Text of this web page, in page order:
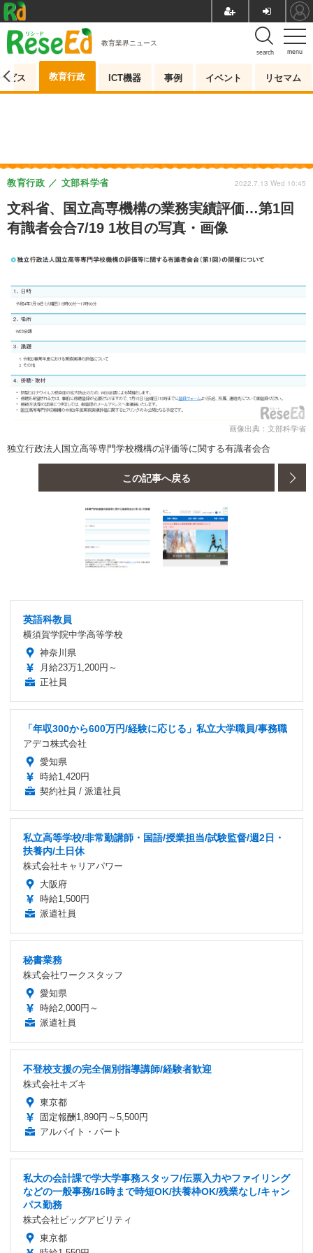
menu
search
教育業界ニュース
ビス 教育行政 ICT機器 事例 イベント リセマム
文科省、国立高専機構の業務実績評価…第1回
有識者会合7/19 1枚目の写真・画像
教育行政 文部科学省 2022.7.13 Wed 10:45
画像出典：文部科学省
独立行政法人国立高等専門学校機構の評価等に関する有識者会合
この記事へ戻る
英語科教員
横須賀学院中学高等学校
神奈川県
月給23万1,200円～
正社員
「年収300から600万円/経験に応じる」私立大学職員/事務職
アデコ株式会社
愛知県
時給1,420円
契約社員 / 派遣社員
私立高等学校/非常勤講師・国語/授業担当/試験監督/週2日・
扶養内/土日休
株式会社キャリアパワー
大阪府
時給1,500円
派遣社員
秘書業務
株式会社ワークスタッフ
愛知県
時給2,000円～
派遣社員
不登校支援の完全個別指導講師/経験者歓迎
株式会社キズキ
東京都
固定報酬1,890円～5,500円
アルバイト・パート
私大の会計課で学大学事務スタッフ/伝票入力やファイリング
などの一般事務/16時まで時短OK/扶養枠OK/残業なし/キャン
パス勤務
株式会社ビッグアビリティ
東京都